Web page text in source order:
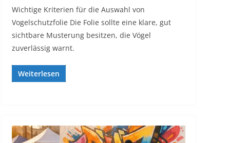
Wichtige Kriterien für die Auswahl von
Vogelschutzfolie Die Folie sollte eine klare, gut
sichtbare Musterung besitzen, die Vögel
zuverlässig warnt.
Weiterlesen